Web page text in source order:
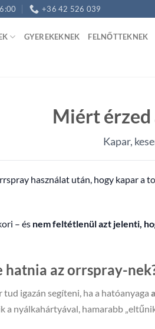
+36 42 526 039
GYEREKEKNEK FELNŐTTEKNEK
Miért érzed
Kapar,
használat után, hogy kapar a
– és nem feltétlenül azt jelenti,
hatnia az orrspray-
igazán segíteni, ha a hatóanyaga
a nyálkahártyával, hamarabb